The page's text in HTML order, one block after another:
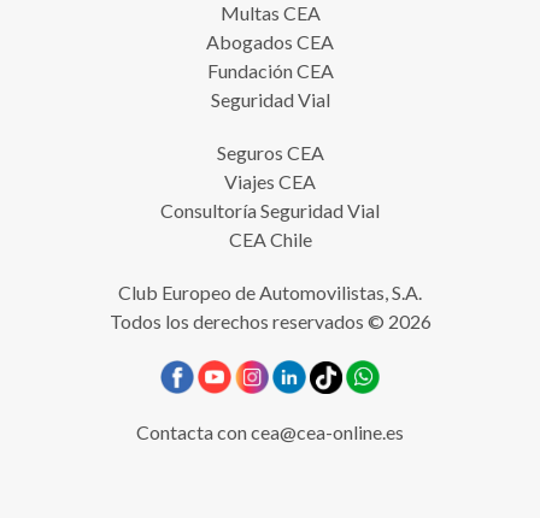
Multas CEA
Abogados CEA
Fundación CEA
Seguridad Vial
Seguros CEA
Viajes CEA
Consultoría Seguridad Vial
CEA Chile
Club Europeo de Automovilistas, S.A.
Todos los derechos reservados © 2026
Contacta concea@cea-online.es